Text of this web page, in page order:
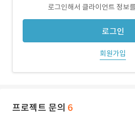
로그인해서 클라이언트 정보
로그인
회원가입
프로젝트 문의 6